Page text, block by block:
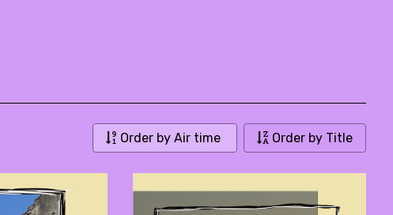
Order by Air time Order by Title